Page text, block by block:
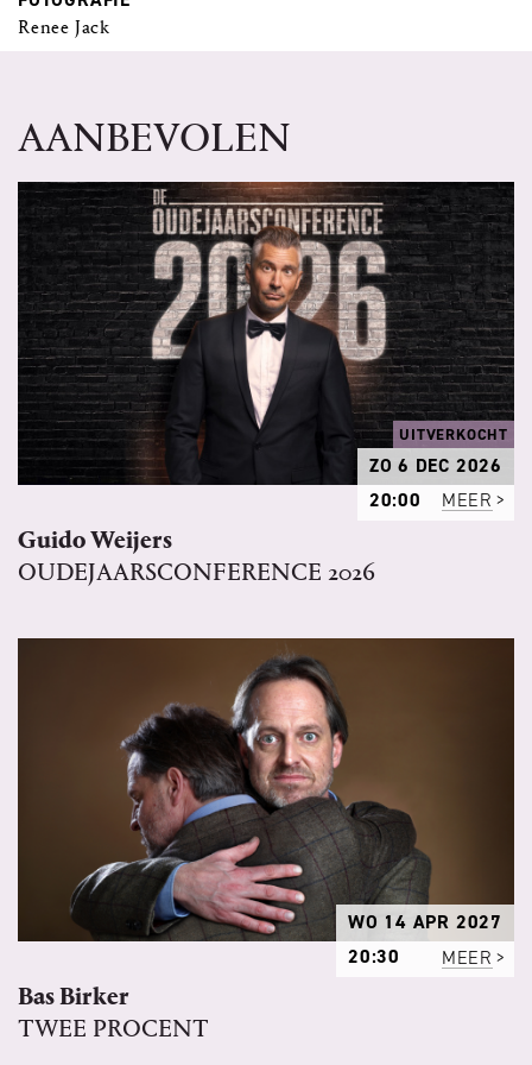
Renee Jack
AANBEVOLEN
UITVERKOCHT
ZO 6 DEC 2026
20:00
MEER
Guido Weijers
OUDEJAARSCONFERENCE 2026
WO 14 APR 2027
20:30
MEER
Bas Birker
TWEE PROCENT